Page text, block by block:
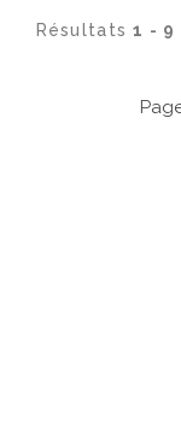
Résultats1 - 9